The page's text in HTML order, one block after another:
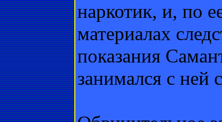
наркотик, и, по
материалах
показания
занимался с ней